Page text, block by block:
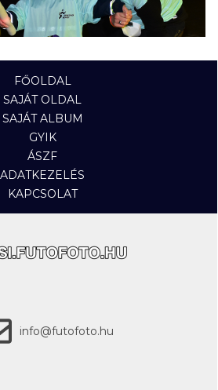
FŐOLDAL
SAJÁT OLDAL
SAJÁT ALBUM
GYIK
ÁSZF
ADATKEZELÉS
KAPCSOLAT
info@futofoto.hu